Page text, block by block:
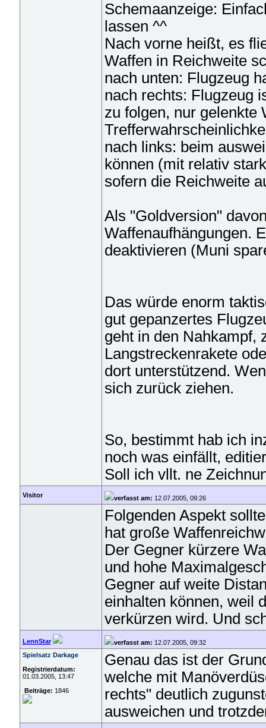
Schemaanzeige:
lassen ^^
Nach vorne heißt, es
Waffen in Reichweite
nach unten: Flugzeug
nach rechts: Flugzeug
zu folgen, nur gelenkte
nach links: beim
können (mit relativ
sofern die Reichweite
Als "Goldversion"
Waffenaufhängungen.
deaktivieren (Muni
Das würde enorm
gut gepanzertes
geht in den Nahkampf,
Langstreckenrakete
dort unterstützend.
sich zurück ziehen.
So, bestimmt hab ich
noch was einfällt,
Soll ich vllt. ne
Visitor verfasst am: 12.07.2005, 09:26
Folgenden Aspekt
hat große
Der Gegner kürzere
und hohe
Gegner auf weite
einhalten können, weil
verkürzen wird. Und
LennStar verfasst am: 12.07.2005, 09:32
Spielsatz Darkage
Registrierdatum:
01.03.2005, 13:47
Beiträge: 1846
Genau das ist der
welche mit
rechts" deutlich
ausweichen und